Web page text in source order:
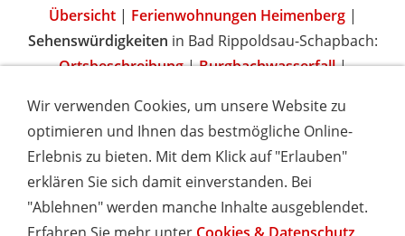
Übersicht| Ferienwohnungen Heimenberg|
Sehenswürdigkeiten in Bad Rippoldsau-Schapbach:
Ortsbeschreibung|Burgbachwasserfall|
IMPRESSUM COOKIES & DATENSCHUTZ
AGB
TOURISMUSHELD
WISSENSWERT
NEWSLETTER
Wir verwenden Cookies, um unsere Website zu
optimieren und Ihnen das bestmögliche Online-
Erlebnis zu bieten. Mit dem Klick auf "Erlauben"
erklären Sie sich damit einverstanden. Bei
"Ablehnen" werden manche Inhalte ausgeblendet.